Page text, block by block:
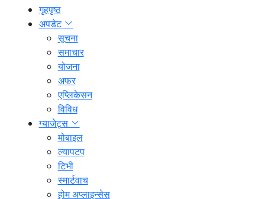
गृहपृष्ठ
अपडेट
सूचना
समाचार
योजना
अफर
एप्लिकेसन
विविध
ग्याजेट्स
मोबाइल
ल्यापटप
टिभी
स्मार्टवाच
होम अप्लाइन्सेस